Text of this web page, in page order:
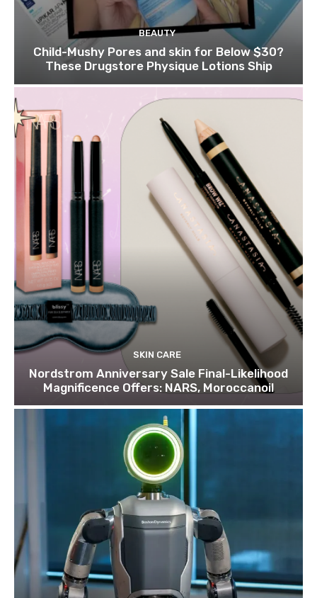
BEAUTY
Child-Mushy Pores and skin for Below $30?
These Drugstore Physique Lotions Ship
SKIN CARE
Nordstrom Anniversary Sale Final-Likelihood
Magnificence Offers: NARS, Moroccanoil